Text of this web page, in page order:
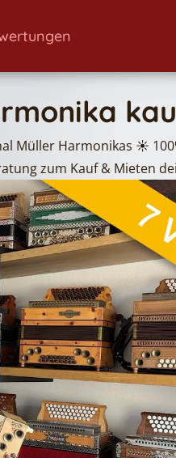
Müller Harmonikas ☀️
zum Kauf & Mieten